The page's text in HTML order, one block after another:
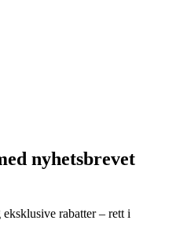
nyhetsbrevet
rabatter – rett i